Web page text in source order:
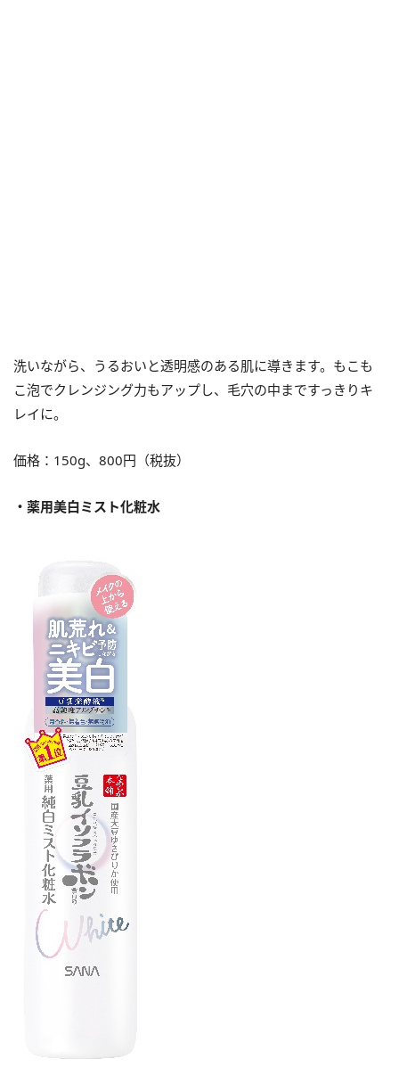
洗いながら、うるおいと透明感のある肌に導きます。もこも
こ泡でクレンジング力もアップし、毛穴の中まですっきりキ
レイに。
価格：150g、800円（税抜）
・薬用美白ミスト化粧水